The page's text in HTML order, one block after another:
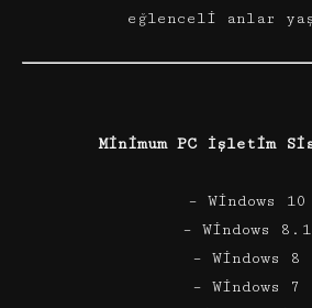
eğlenceli anlar
Minimum PC İşletim
– Windows 10
– Windows 8.1
– Windows 8
– Windows 7